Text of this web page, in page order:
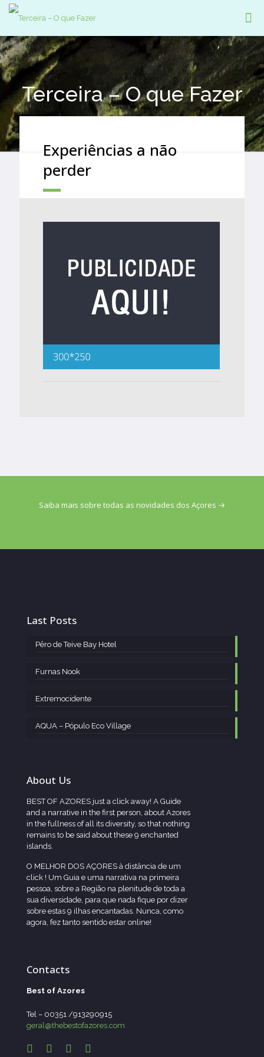
Terceira – O que Fazer
Experiências a não
perder
Saiba mais sobre todas as novidades dos Açores →
Last Posts
Pêro de Teive Bay Hotel
Furnas Nook
Extremocidente
AQUA – Pópulo Eco Village
About Us
BEST OF AZORES just a click away! A Guide
and a narrative in the first person, about Azores
in the fullness of all its diversity, so that nothing
remains to be said about these 9 enchanted
islands.
O MELHOR DOS AÇORES à distância de um
click ! Um Guia e uma narrativa na primeira
pessoa, sobre a Região na plenitude de toda a
sua diversidade, para que nada fique por dizer
sobre estas 9 ilhas encantadas. Nunca, como
agora, fez tanto sentido estar online!
Contacts
Best of Azores
Tel – 00351 /913290915
geral@thebestofazores.com